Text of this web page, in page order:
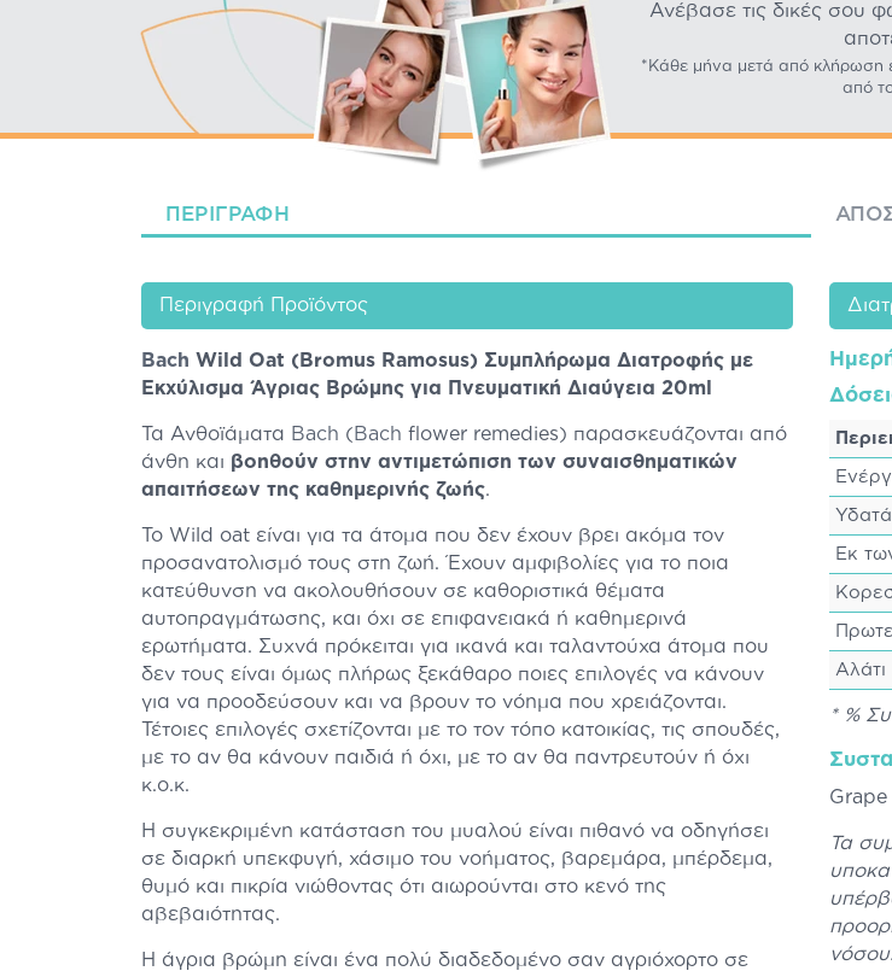
Ανέβασε τις δικές σου
*Κάθε μήνα μετά από κλήρωση
από
ΠΕΡΙΓΡΑΦΉ
Περιγραφή Προϊόντος
Bach Wild Oat (Bromus Ramosus) Συμπλήρωμα Διατροφής με
Εκχύλισμα Άγριας Βρώμης για Πνευματική Διαύγεια 20ml
Τα Ανθοϊάματα Bach (Bach flower remedies) παρασκευάζονται από
άνθη και βοηθούν στην αντιμετώπιση των συναισθηματικών
απαιτήσεων της καθημερινής ζωής.
To Wild oat είναι για τα άτομα που δεν έχουν βρει ακόμα τον
προσανατολισμό τους στη ζωή. Έχουν αμφιβολίες για το ποια
κατεύθυνση να ακολουθήσουν σε καθοριστικά θέματα
αυτοπραγμάτωσης, και όχι σε επιφανειακά ή καθημερινά
ερωτήματα. Συχνά πρόκειται για ικανά και ταλαντούχα άτομα που
δεν τους είναι όμως πλήρως ξεκάθαρο ποιες επιλογές να κάνουν
για να προοδεύσουν και να βρουν το νόημα που χρειάζονται.
Τέτοιες επιλογές σχετίζονται με το τον τόπο κατοικίας, τις σπουδές,
με το αν θα κάνουν παιδιά ή όχι, με το αν θα παντρευτούν ή όχι
κ.ο.κ.
Η συγκεκριμένη κατάσταση του μυαλού είναι πιθανό να οδηγήσει
σε διαρκή υπεκφυγή, χάσιμο του νοήματος, βαρεμάρα, μπέρδεμα,
θυμό και πικρία νιώθοντας ότι αιωρούνται στο κενό της
αβεβαιότητας.
Η άγρια βρώμη είναι ένα πολύ διαδεδομένο σαν αγριόχορτο σε
Eκ
Αλάτι
* %
Τα